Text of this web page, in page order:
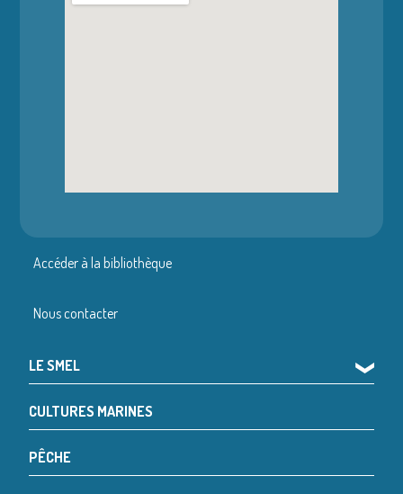
Accéder à la bibliothèque
Nous contacter
LE SMEL ❯
CULTURES MARINES
PÊCHE